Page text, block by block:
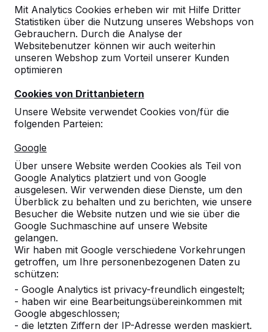
Mit Analytics Cookies erheben wir mit Hilfe Dritter
Statistiken über die Nutzung unseres Webshops von
Gebrauchern. Durch die Analyse der
Websitebenutzer können wir auch weiterhin
unseren Webshop zum Vorteil unserer Kunden
optimieren
Cookies von Drittanbietern
Unsere Website verwendet Cookies von/für die
folgenden Parteien:
Google
Über unsere Website werden Cookies als Teil von
Google Analytics platziert und von Google
ausgelesen. Wir verwenden diese Dienste, um den
Überblick zu behalten und zu berichten, wie unsere
Besucher die Website nutzen und wie sie über die
Google Suchmaschine auf unsere Website
gelangen.
Wir haben mit Google verschiedene Vorkehrungen
getroffen, um Ihre personenbezogenen Daten zu
schützen:
- Google Analytics ist privacy-freundlich eingestelt;
- haben wir eine Bearbeitungsübereinkommen mit
Google abgeschlossen;
- die letzten Ziffern der IP-Adresse werden maskiert.
Referenzen
Unsere Produkte finden Sie in ganz Europa
und darüber hinaus. Sehen Sie hier, wo Sie
ein HeBlad-Produkt in Ihrer Nähe finden.
Produkt
Alles anzeigen
Kategorie
Alles anzeigen